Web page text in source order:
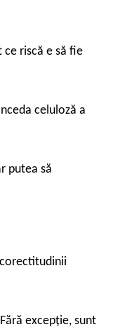
riscă e să fie
celuloză a
putea să
excepție, sunt